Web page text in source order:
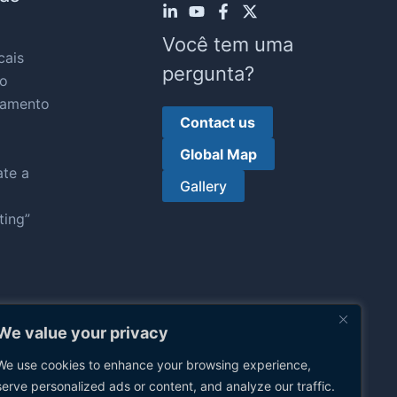
value your privacy
use cookies to enhance your browsing experience,
personalized ads or content, and analyze our traffic.
a
Você tem uma
pergunta?
Contact us
Global Map
Gallery